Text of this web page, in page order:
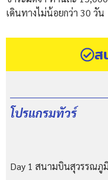
เดินทางไม่น้อยกว่า 30 วัน
ส
โปรแกรมทัวร์
Day 1 สนามบินสุวรรณภู